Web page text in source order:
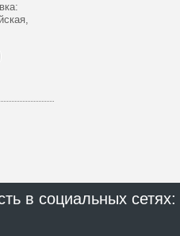
в социальных сетях: